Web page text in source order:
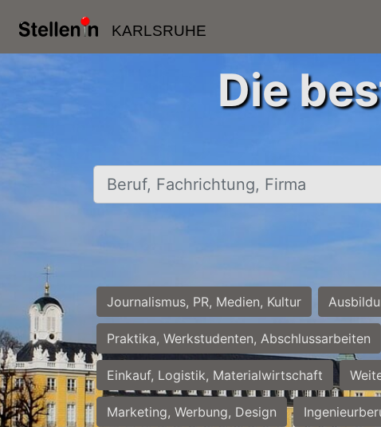
KARLSRUHE
Die
Beruf, Fachrichtung, Firma
Journalismus, PR, Medien, Kultur
Praktika, Werkstudenten, Abschlussarbeiten
Einkauf, Logistik, Materialwirtschaft
Marketing, Werbung, Design